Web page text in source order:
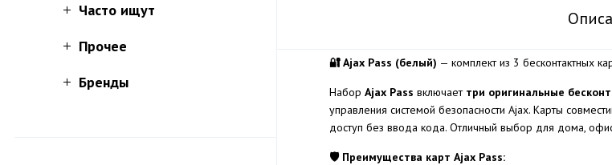
Часто ищут
Прочее
Бренды
🔐 Ajax Pass (белый) — комплект из 3 бесконтактных
Набор Ajax Pass включает три оригинальные
управления системой безопасности Ajax. Карты
доступ без ввода кода. Отличный выбор для дома,
🛡️ Преимущества карт Ajax Pass: